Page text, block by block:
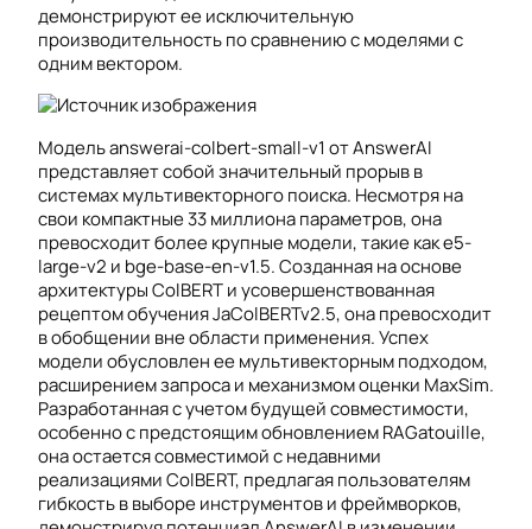
демонстрируют ее исключительную
производительность по сравнению с моделями с
одним вектором.
Модель answerai-colbert-small-v1 от AnswerAI
представляет собой значительный прорыв в
системах мультивекторного поиска. Несмотря на
свои компактные 33 миллиона параметров, она
превосходит более крупные модели, такие как e5-
large-v2 и bge-base-en-v1.5. Созданная на основе
архитектуры ColBERT и усовершенствованная
рецептом обучения JaColBERTv2.5, она превосходит
в обобщении вне области применения. Успех
модели обусловлен ее мультивекторным подходом,
расширением запроса и механизмом оценки MaxSim.
Разработанная с учетом будущей совместимости,
особенно с предстоящим обновлением RAGatouille,
она остается совместимой с недавними
реализациями ColBERT, предлагая пользователям
гибкость в выборе инструментов и фреймворков,